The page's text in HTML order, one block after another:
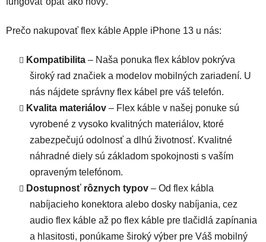
Prečo nakupovať flex káble Apple iPhone 13 u nás:
Kompatibilita – Naša ponuka flex káblov pokrýva
široký rad značiek a modelov mobilných zariadení. U
nás nájdete správny flex kábel pre váš telefón.
Kvalita materiálov – Flex káble v našej ponuke sú
vyrobené z vysoko kvalitných materiálov, ktoré
zabezpečujú odolnosť a dlhú životnosť. Kvalitné
náhradné diely sú základom spokojnosti s vaším
opraveným telefónom.
Dostupnosť rôznych typov – Od flex kábla
nabíjacieho konektora alebo dosky nabíjania, cez
audio flex káble až po flex káble pre tlačidlá zapínania
a hlasitosti, ponúkame široký výber pre Váš mobilný